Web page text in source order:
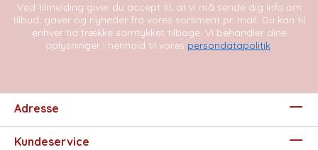
Ved tilmelding giver du accept til, at vi må sende dig info om
tilbud, gaver og nyheder fra vores sortiment pr. mail. Du kan til
enhver tid trække samtykket tilbage. Vi behandler dine
oplysninger i henhold til vores persondatapolitik.
Adresse
Kundeservice